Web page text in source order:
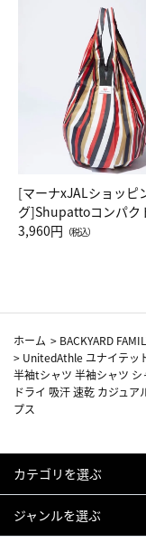
[マーナxJALショッピ
グ]Shupattoコンパク
Drop JAL客室乗務員（
3,960円 （税込）
ホーム > BACKYARD
> UnitedAthle ユナイテッ
半袖tシャツ 半袖シャツ
ドライ 吸汗 速乾 カジュ
プス
カテゴリを選ぶ
ジャンルを選ぶ